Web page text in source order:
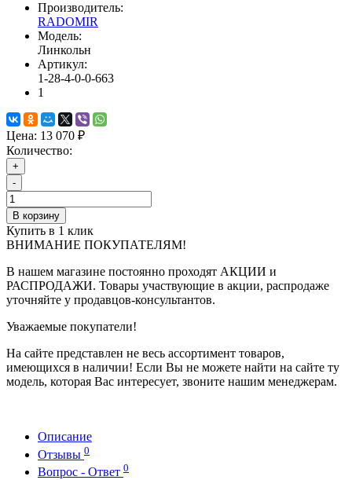
Производитель:
RADOMIR
Модель:
Линкольн
Артикул:
1-28-4-0-0-663
1
Цена: 13 070 ₽
Количество:
+
-
В корзину
Купить в 1 клик
ВНИМАНИЕ ПОКУПАТЕЛЯМ!
В нашем магазине постоянно проходят АКЦИИ и
РАСПРОДАЖИ. Товары участвующие в акции, распродаже
уточняйте у продавцов-консультантов.
Уважаемые покупатели!
На сайте представлен не весь ассортимент товаров,
имеющихся в наличии! Если Вы не можете найти на сайте ту
модель, которая Вас интересует, звоните нашим менеджерам.
Описание
Отзывы 0
Вопрос - Ответ 0